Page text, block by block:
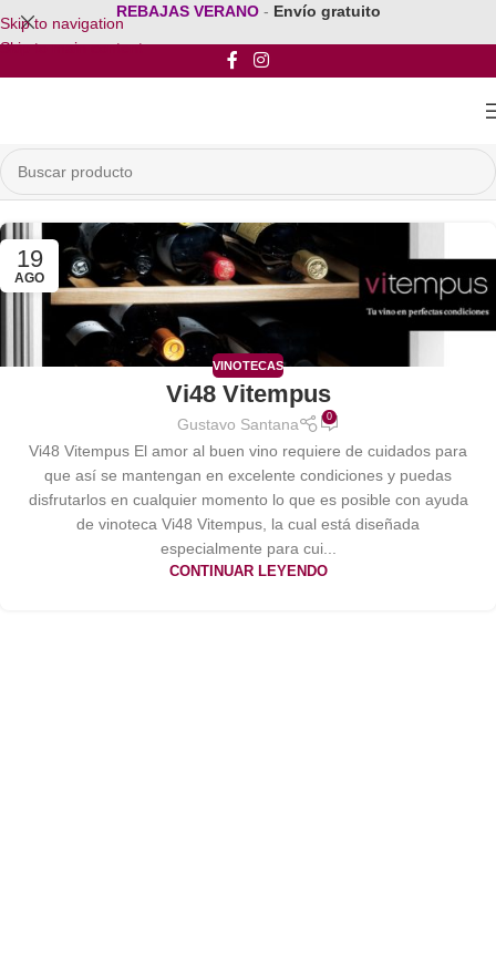
Skip to navigation
Skip to main content
REBAJAS VERANO - Envío gratuito
19
AGO
VINOTECAS
Vi48 Vitempus
Gustavo Santana 0
Vi48 Vitempus El amor al buen vino requiere de cuidados para
que así se mantengan en excelente condiciones y puedas
disfrutarlos en cualquier momento lo que es posible con ayuda
de vinoteca Vi48 Vitempus, la cual está diseñada
especialmente para cui...
CONTINUAR LEYENDO